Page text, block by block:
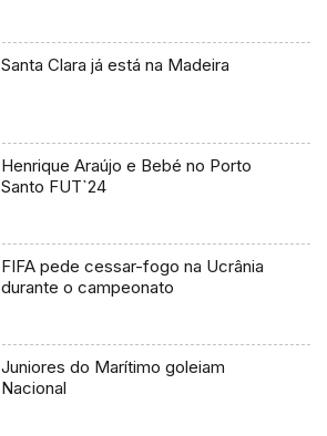
Santa Clara já está na Madeira
Henrique Araújo e Bebé no Porto
Santo FUT`24
FIFA pede cessar-fogo na Ucrânia
durante o campeonato
Juniores do Marítimo goleiam
Nacional